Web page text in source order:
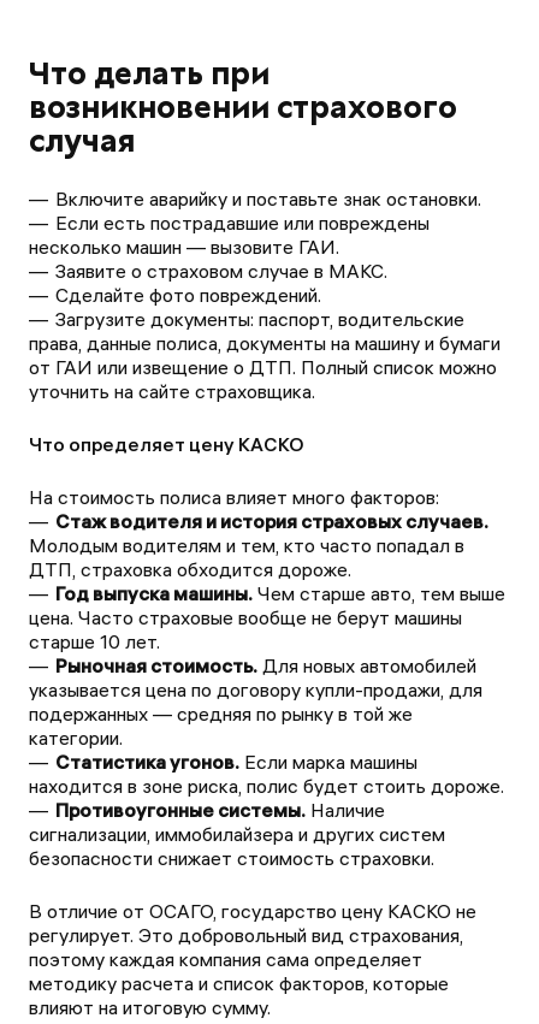
Что делать при
возникновении страхового
случая
Включите аварийку и поставьте знак остановки.
Если есть пострадавшие или повреждены
несколько машин — вызовите ГАИ.
Заявите о страховом случае в МАКС.
Сделайте фото повреждений.
Загрузите документы: паспорт, водительские
права, данные полиса, документы на машину и бумаги
от ГАИ или извещение о ДТП. Полный список можно
уточнить на сайте страховщика.
Что определяет цену КАСКО
На стоимость полиса влияет много факторов:
Стаж водителя и история страховых случаев.
Молодым водителям и тем, кто часто попадал в
ДТП, страховка обходится дороже.
Год выпуска машины. Чем старше авто, тем выше
цена. Часто страховые вообще не берут машины
старше 10 лет.
Рыночная стоимость. Для новых автомобилей
указывается цена по договору купли-продажи, для
подержанных — средняя по рынку в той же
категории.
Статистика угонов. Если марка машины
находится в зоне риска, полис будет стоить дороже.
Противоугонные системы. Наличие
сигнализации, иммобилайзера и других систем
безопасности снижает стоимость страховки.
В отличие от ОСАГО, государство цену КАСКО не
регулирует. Это добровольный вид страхования,
поэтому каждая компания сама определяет
методику расчета и список факторов, которые
влияют на итоговую сумму.